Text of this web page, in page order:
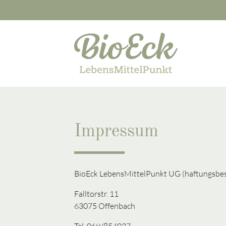
Impressum
BioEck LebensMittelPunkt UG
Falltorstr. 11
63075 Offenbach